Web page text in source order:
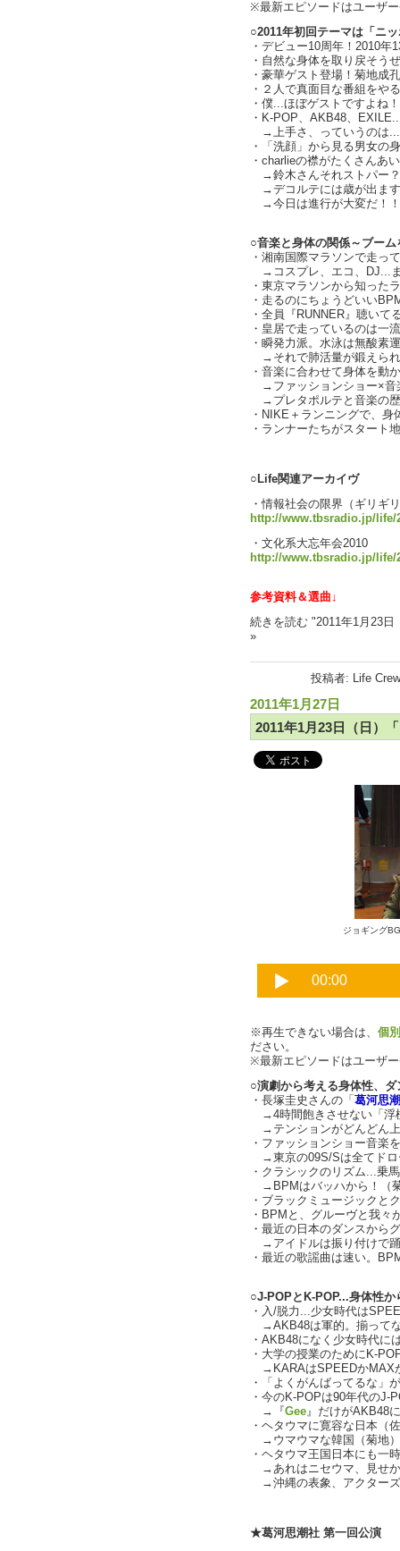
※最新エピソードはユーザ
○2011年初回テーマは「ニ
・デビュー10周年！2010年
・自然な身体を取り戻そう
・豪華ゲスト登場！菊地成
・２人で真面目な番組をや
・僕...ほぼゲストですよね
・K-POP、AKB48、
→上手さ、っていうのは...
・「洗顔」から見る男女の
・charlieの襟がたくさんあ
→鈴木さんそれストパー
→デコルテには歳が出ま
→今日は進行が大変だ！
○音楽と身体の関係～ブー
・湘南国際マラソンで走っ
→コスプレ、エコ、DJ...
・東京マラソンから知った
・走るのにちょうどいい
・全員『RUNNER』聴いて
・皇居で走っているのは一
・瞬発力派。水泳は無酸素
→それで肺活量が鍛えら
・音楽に合わせて身体を動
→ファッションショー×音
→プレタポルテと音楽の
・NIKE＋ランニングで、
・ランナーたちがスタート
○Life関連アーカイヴ
・情報社会の限界（ギリギ
http://www.tbsradio.jp/life/
・文化系大忘年会2010
http://www.tbsradio.jp/life/
参考資料＆選曲↓
続きを読む "2011年1月23
»
投稿者: Life
2011年1月27日
2011年1月23日（日）
ジョギング
※再生できない場合は、 個
ださい。
※最新エピソードはユーザ
○演劇から考える身体性、
・長塚圭史さんの「 葛河思
→4時間飽きさせない「浮
→テンションがどんどん
・ファッションショー音楽
→東京の09S/Sは全てドロ
・クラシックのリズム...乗
→BPMはバッハから！（
・ブラックミュージックと
・BPMと、グルーヴと我々
・最近の日本のダンスから
→アイドルは振り付けで
・最近の歌謡曲は速い。
○J-POPとK-POP...身体性か
・入/脱力...少女時代は
→AKB48は軍的。揃って
・AKB48になく少女時代に
・大学の授業のためにK-
→KARAはSPEEDかMAX
・「よくがんばってるな」
・今のK-POPは90年代のJ-
→『 Gee』だけがAKB48
・ヘタウマに寛容な日本（
→ウマウマな韓国（菊地）
・ヘタウマ王国日本にも一
→あれはニセウマ、見せ
→沖縄の表象、アクター
★葛河思潮社 第一回公演